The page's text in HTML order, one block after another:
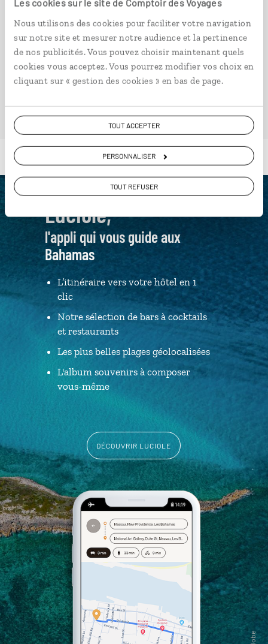
Nous utilisons des cookies pour faciliter votre navigation
sur notre site et mesurer notre audience et la pertinence
de nos publicités. Vous pouvez choisir maintenant quels
cookies vous acceptez. Vous pourrez modifier vos choix en
cliquant sur « gestion des cookies » en bas de page.
TOUT ACCEPTER
PERSONNALISER
TOUT REFUSER
VOIR NOS 5 IDÉES DE VOYAGE AUX BAHAMAS
Luciole,
l'appli qui vous guide aux
Bahamas
L’itinéraire vers votre hôtel en 1
clic
Notre sélection de bars à cocktails
et restaurants
Les plus belles plages géolocalisées
L'album souvenirs à composer
vous-même
DÉCOUVRIR LUCIOLE